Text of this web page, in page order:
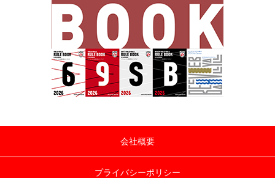
会社概要
プライバシーポリシー